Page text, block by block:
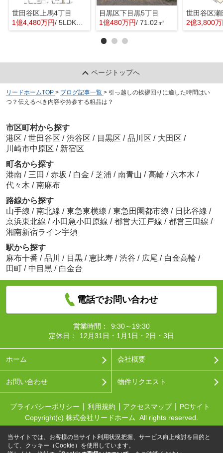
世田谷区上馬4丁目
1億4,480万円/ 5LDK＋1S(納戸)
目黒区下目黒5丁目
1億480万円/ 71.02㎡
世田谷区瀬
2億3,800
ページトップへ
リードホームTOP > ブログ記事一覧 > 引っ越しの挨拶回りに適した時間はい
つ？伝えるべき内容や持参する粗品は？
市区町村から探す
港区 / 世田谷区 / 渋谷区 / 目黒区 / 品川区 / 大田区 /
川崎市中原区 / 新宿区
町名から探す
港南 / 三田 / 赤坂 / 白金 / 芝浦 / 南青山 / 高輪 / 六本木 /
代々木 / 南麻布
路線から探す
山手線 / 南北線 / 東急東横線 / 東急田園都市線 / 日比谷線 /
京浜東北線 / 小田急小田原線 / 都営大江戸線 / 都営三田線 /
湘南新宿ライン宇須
駅から探す
麻布十番 / 品川 / 目黒 / 恵比寿 / 渋谷 / 広尾 / 白金高輪 /
田町 / 中目黒 / 白金台
電話でお問い合わせ
営業時間：
9:30～19:30
定休日：
12月31日・1月1日・2日・3日
ホーム 会社概要
お問い合わせ 物件リクエスト
プライバシーポリシー 利用規約 アクセスマップ
PCサイト
Copyright(c) 株式会社リードホーム All rights reserved.
当サイトでは、お客様の当サイト利用状況把握、サービス向上検討を目的と
して、クッキー（Cookie）を使用しています。